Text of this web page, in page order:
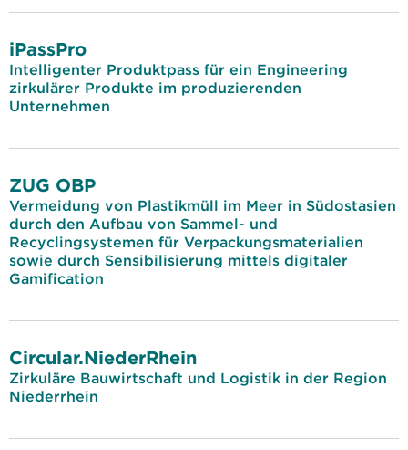
iPassPro
Intelligenter Produktpass für ein Engineering
zirkulärer Produkte im produzierenden
Unternehmen
ZUG OBP
Vermeidung von Plastikmüll im Meer in Südostasien
durch den Aufbau von Sammel- und
Recyclingsystemen für Verpackungsmaterialien
sowie durch Sensibilisierung mittels digitaler
Gamification
Circular.NiederRhein
Zirkuläre Bauwirtschaft und Logistik in der Region
Niederrhein